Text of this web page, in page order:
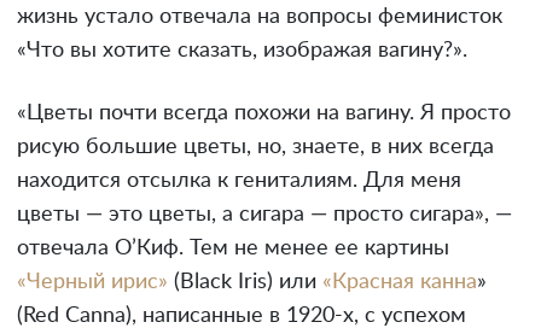
жизнь устало отвечала на вопросы феминисток
«Что вы хотите сказать, изображая вагину?».
«Цветы почти всегда похожи на вагину. Я просто
рисую большие цветы, но, знаете, в них всегда
находится отсылка к гениталиям. Для меня
цветы — это цветы, а сигара — просто сигара», —
отвечала О’Киф. Тем не менее ее картины
«Черный ирис» (Black Iris) или «Красная канна»
(Red Canna), написанные в 1920-х, с успехом